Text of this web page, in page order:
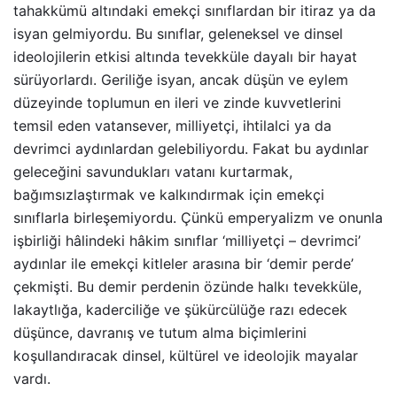
tahakkümü altındaki emekçi sınıflardan bir itiraz ya da
isyan gelmiyordu. Bu sınıflar, geleneksel ve dinsel
ideolojilerin etkisi altında tevekküle dayalı bir hayat
sürüyorlardı. Geriliğe isyan, ancak düşün ve eylem
düzeyinde toplumun en ileri ve zinde kuvvetlerini
temsil eden vatansever, milliyetçi, ihtilalci ya da
devrimci aydınlardan gelebiliyordu. Fakat bu aydınlar
geleceğini savundukları vatanı kurtarmak,
bağımsızlaştırmak ve kalkındırmak için emekçi
sınıflarla birleşemiyordu. Çünkü emperyalizm ve onunla
işbirliği hâlindeki hâkim sınıflar ‘milliyetçi – devrimci’
aydınlar ile emekçi kitleler arasına bir ‘demir perde’
çekmişti. Bu demir perdenin özünde halkı tevekküle,
lakaytlığa, kaderciliğe ve şükürcülüğe razı edecek
düşünce, davranış ve tutum alma biçimlerini
koşullandıracak dinsel, kültürel ve ideolojik mayalar
vardı.